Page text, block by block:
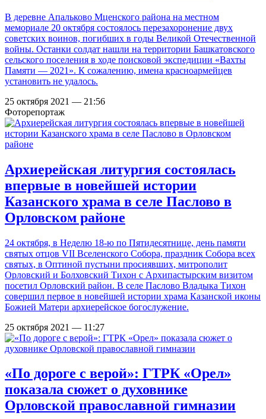
В деревне Апальково Мценского района на местном
мемориале 20 октября состоялось перезахоронение двух
советских воинов, погибших в годы Великой Отечественной
войны. Останки солдат нашли на территории Башкатовского
сельского поселения в ходе поисковой экспедиции «Вахты
Памяти — 2021». К сожалению, имена красноармейцев
установить не удалось.
25 октября 2021 — 21:56
Фоторепортаж
Архиерейская литургия состоялась
впервые в новейшей истории
Казанского храма в селе Паслово в
Орловском районе
24 октября, в Неделю 18-ю по Пятидесятнице, день памяти
святых отцов VII Вселенского Собора, праздник Собора всех
святых, в Оптиной пустыни просиявших, митрополит
Орловский и Болховский Тихон с Архипастырским визитом
посетил Орловский район. В селе Паслово Владыка Тихон
совершил первое в новейшей истории храма Казанской иконы
Божией Матери архиерейское богослужение.
25 октября 2021 — 11:27
«По дороге с верой»: ГТРК «Орел»
показала сюжет о духовнике
Орловской православной гимназии